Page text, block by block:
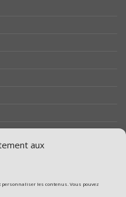
aux
les contenus. Vous pouvez